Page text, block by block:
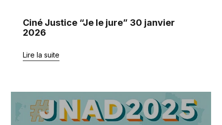
Ciné Justice “Je le jure” 30 janvier
2026
Lire la suite